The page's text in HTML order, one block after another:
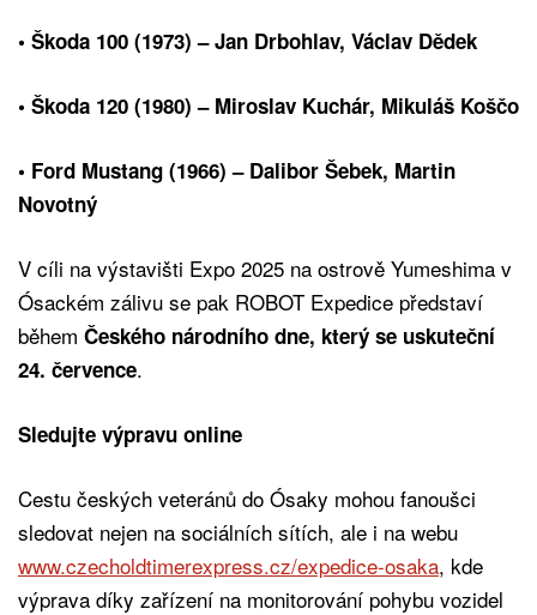
• Škoda 100 (1973) – Jan Drbohlav, Václav Dědek
• Škoda 120 (1980) – Miroslav Kuchár, Mikuláš Koščo
• Ford Mustang (1966) – Dalibor Šebek, Martin
Novotný
V cíli na výstavišti Expo 2025 na ostrově Yumeshima v
Ósackém zálivu se pak ROBOT Expedice představí
během Českého národního dne, který se uskuteční
24. července.
Sledujte výpravu online
Cestu českých veteránů do Ósaky mohou fanoušci
sledovat nejen na sociálních sítích, ale i na webu
www.czecholdtimerexpress.cz/expedice-osaka, kde
výprava díky zařízení na monitorování pohybu vozidel